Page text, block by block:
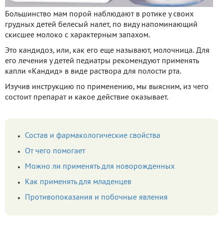
Большинство мам порой наблюдают в ротике у своих
грудных детей белесый налет, по виду напоминающий
скисшее молоко с характерным запахом.
Это кандидоз, или, как его еще называют, молочница. Для
его лечения у детей педиатры рекомендуют применять
капли «Кандид» в виде раствора для полости рта.
Изучив инструкцию по применению, мы выясним, из чего
состоит препарат и какое действие оказывает.
Состав и фармакологические свойства
От чего помогает
Можно ли применять для новорожденных
Как применять для младенцев
Противопоказания и побочные явления